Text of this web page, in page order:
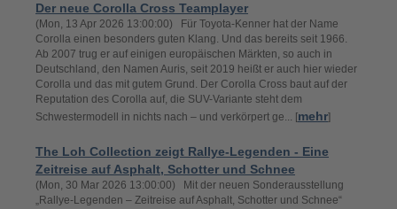
Der neue Corolla Cross Teamplayer
(Mon, 13 Apr 2026 13:00:00) Für Toyota-Kenner hat der Name
Corolla einen besonders guten Klang. Und das bereits seit 1966.
Ab 2007 trug er auf einigen europäischen Märkten, so auch in
Deutschland, den Namen Auris, seit 2019 heißt er auch hier wieder
Corolla und das mit gutem Grund. Der Corolla Cross baut auf der
Reputation des Corolla auf, die SUV-Variante steht dem
Schwestermodell in nichts nach – und verkörpert ge... [mehr]
The Loh Collection zeigt Rallye-Legenden - Eine
Zeitreise auf Asphalt, Schotter und Schnee
(Mon, 30 Mar 2026 13:00:00) Mit der neuen Sonderausstellung
„Rallye-Legenden – Zeitreise auf Asphalt, Schotter und Schnee“